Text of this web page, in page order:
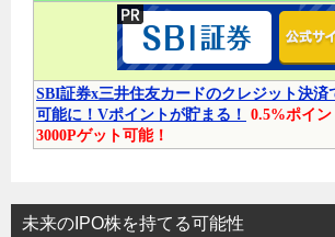
SBI証券x三井住友カードのクレジット決済
可能に！Vポイントが貯まる！ 0.5%ポイン
3000Pゲット可能！
未来のIPO株を持てる可能性